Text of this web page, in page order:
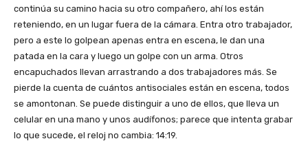
continúa su camino hacia su otro compañero, ahí los están
reteniendo, en un lugar fuera de la cámara. Entra otro trabajador,
pero a este lo golpean apenas entra en escena, le dan una
patada en la cara y luego un golpe con un arma. Otros
encapuchados llevan arrastrando a dos trabajadores más. Se
pierde la cuenta de cuántos antisociales están en escena, todos
se amontonan. Se puede distinguir a uno de ellos, que lleva un
celular en una mano y unos audífonos; parece que intenta grabar
lo que sucede, el reloj no cambia: 14:19.